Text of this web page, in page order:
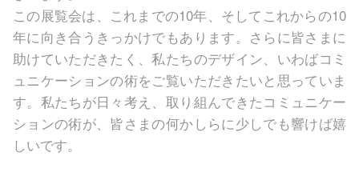
この展覧会は、これまでの10年、そしてこれからの10
年に向き合うきっかけでもあります。さらに皆さまに
助けていただきたく、私たちのデザイン、いわばコミ
ュニケーションの術をご覧いただきたいと思っていま
す。私たちが日々考え、取り組んできたコミュニケー
ションの術が、皆さまの何かしらに少しでも響けば嬉
しいです。